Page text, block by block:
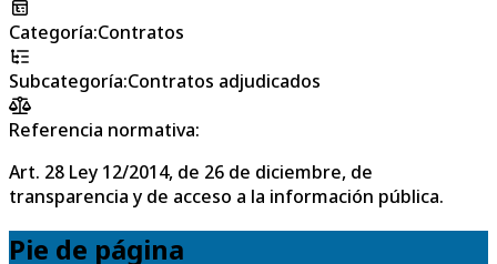
Categoría:Contratos
Subcategoría:Contratos adjudicados
Referencia normativa:
Art. 28 Ley 12/2014, de 26 de diciembre, de
transparencia y de acceso a la información pública.
Pie de página